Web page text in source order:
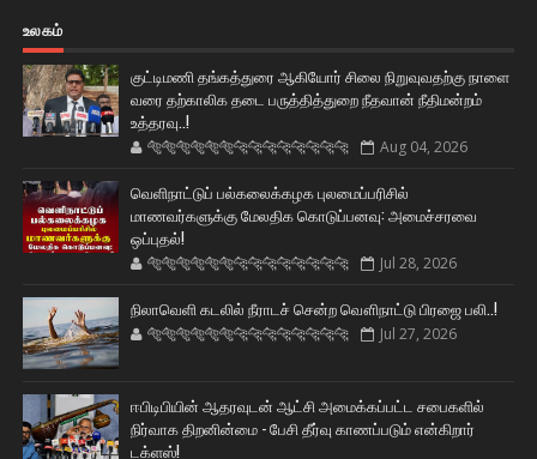
உலகம்
குட்டிமணி தங்கத்துரை ஆகியோர் சிலை நிறுவுவதற்கு நாளை
வரை தற்காலிக தடை பருத்தித்துறை நீதவான் நீதிமன்றம்
உத்தரவு..!
🐅🐅🐅🐅🐅🐅🐆🐆🐆🐆🐆🐆🐆🐆 Aug 04, 2026
வெளிநாட்டுப் பல்கலைக்கழக புலமைப்பரிசில்
மாணவர்களுக்கு மேலதிக கொடுப்பனவு: அமைச்சரவை
ஒப்புதல்!
🐅🐅🐅🐅🐅🐅🐆🐆🐆🐆🐆🐆🐆🐆 Jul 28, 2026
நிலாவெளி கடலில் நீராடச் சென்ற வௌிநாட்டு பிரஜை பலி..!
🐅🐅🐅🐅🐅🐅🐆🐆🐆🐆🐆🐆🐆🐆 Jul 27, 2026
ஈபிடிபியின் ஆதரவுடன் ஆட்சி அமைக்கப்பட்ட சபைகளில்
நிர்வாக திறனின்மை - பேசி தீர்வு காணப்படும் என்கிறார்
டக்ளஸ்!